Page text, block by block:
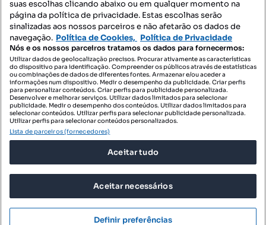
Mensagens
SIGA-NOS:
DESCARREGAR NA:
© 2026 Imovirtual.com, OLX Portugal, S.A.
POLÍTICA DE PRIVACIDADE
suas escolhas clicando abaixo ou em qualquer momento na
página da política de privacidade. Estas escolhas serão
sinalizadas aos nossos parceiros e não afetarão os dados de
navegação. Política de Cookies, Política de Privacidade
Nós e os nossos parceiros tratamos os dados para fornecermos:
Utilizar dados de geolocalização precisos. Procurar ativamente as características
do dispositivo para identificação. Compreender os públicos através de estatísticas
ou combinações de dados de diferentes fontes. Armazenar e/ou aceder a
informações num dispositivo. Medir o desempenho da publicidade. Criar perfis
para personalizar conteúdos. Criar perfis para publicidade personalizada.
Desenvolver e melhorar serviços. Utilizar dados limitados para selecionar
publicidade. Medir o desempenho dos conteúdos. Utilizar dados limitados para
selecionar conteúdos. Utilizar perfis para selecionar publicidade personalizada.
Utilizar perfis para selecionar conteúdos personalizados.
Lista de parceiros (fornecedores)
Aceitar tudo
Aceitar necessários
Definir preferências